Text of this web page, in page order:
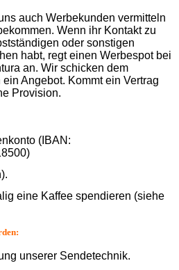
auch Werbekunden vermitteln
Wenn ihr Kontakt zu
oder sonstigen
habt, regt einen Werbespot bei
an. Wir schicken dem
Angebot. Kommt ein Vertrag
Provision.
(IBAN:
eine Kaffee spendieren (siehe
unserer Sendetechnik.